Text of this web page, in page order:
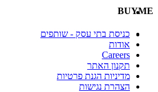
BUYME
כניסת בתי עסק - שותפים
אודות
Careers
תקנון האתר
מדיניות הגנת פרטיות
הצהרת נגישות